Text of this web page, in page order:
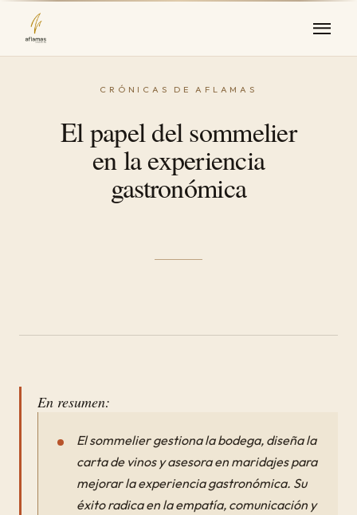
El papel del sommelier
en la experiencia
gastronómica
En resumen:
El sommelier gestiona la bodega, diseña la
carta de vinos y asesora en maridajes para
mejorar la experiencia gastronómica. Su
éxito radica en la empatía, comunicación y